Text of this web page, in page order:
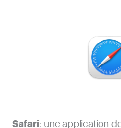
Safari: une application